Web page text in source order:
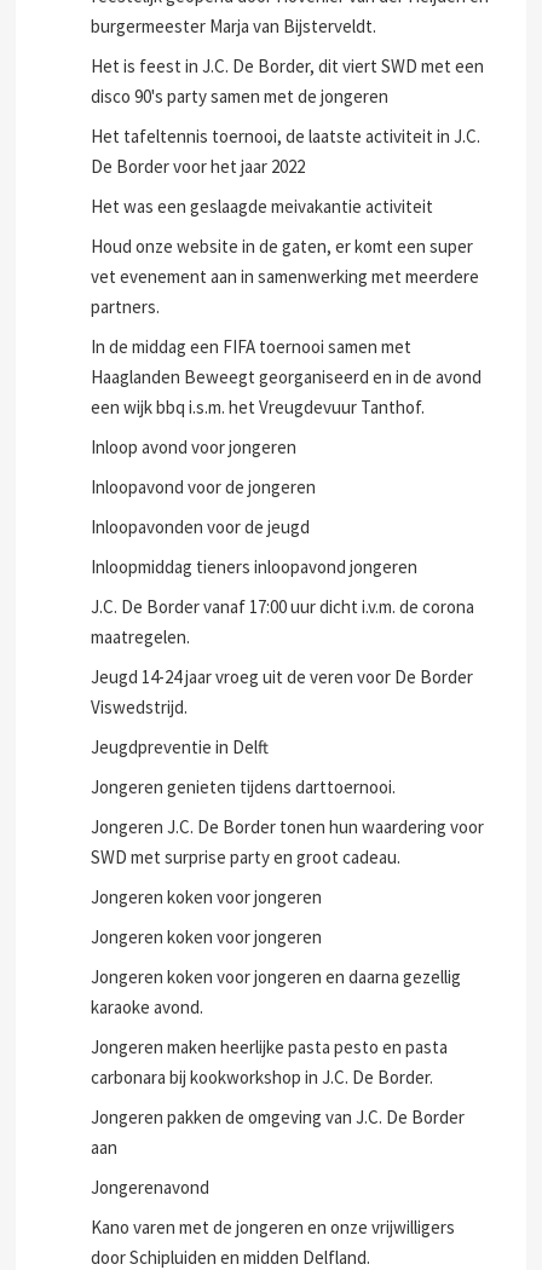
burgermeester Marja van Bijsterveldt.
Het is feest in J.C. De Border, dit viert SWD met een
disco 90's party samen met de jongeren
Het tafeltennis toernooi, de laatste activiteit in J.C.
De Border voor het jaar 2022
Het was een geslaagde meivakantie activiteit
Houd onze website in de gaten, er komt een super
vet evenement aan in samenwerking met meerdere
partners.
In de middag een FIFA toernooi samen met
Haaglanden Beweegt georganiseerd en in de avond
een wijk bbq i.s.m. het Vreugdevuur Tanthof.
Inloop avond voor jongeren
Inloopavond voor de jongeren
Inloopavonden voor de jeugd
Inloopmiddag tieners inloopavond jongeren
J.C. De Border vanaf 17:00 uur dicht i.v.m. de corona
maatregelen.
Jeugd 14-24 jaar vroeg uit de veren voor De Border
Viswedstrijd.
Jeugdpreventie in Delft
Jongeren genieten tijdens darttoernooi.
Jongeren J.C. De Border tonen hun waardering voor
SWD met surprise party en groot cadeau.
Jongeren koken voor jongeren
Jongeren koken voor jongeren
Jongeren koken voor jongeren en daarna gezellig
karaoke avond.
Jongeren maken heerlijke pasta pesto en pasta
carbonara bij kookworkshop in J.C. De Border.
Jongeren pakken de omgeving van J.C. De Border
aan
Jongerenavond
Kano varen met de jongeren en onze vrijwilligers
door Schipluiden en midden Delfland.